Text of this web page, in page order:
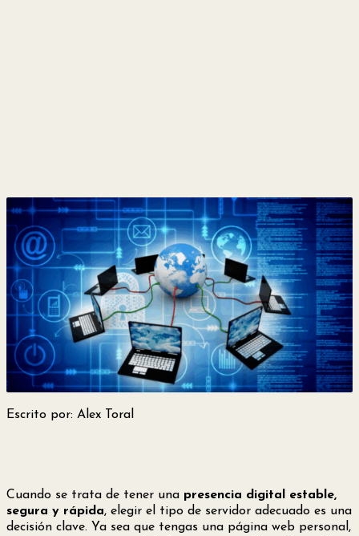
Escrito por: Alex Toral
Cuando se trata de tener una presencia digital estable,
segura y rápida, elegir el tipo de servidor adecuado es una
decisión clave. Ya sea que tengas una página web personal,